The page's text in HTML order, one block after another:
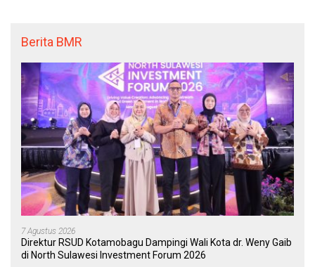
Berita BMR
7 Agustus 2026
Direktur RSUD Kotamobagu Dampingi Wali Kota dr. Weny Gaib
di North Sulawesi Investment Forum 2026